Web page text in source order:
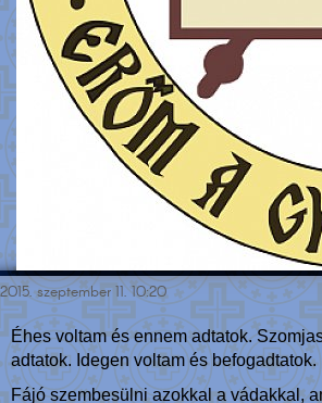
2015. szeptember 11. 10:20
Éhes voltam és ennem adtatok.
adtatok. Idegen voltam és befogadtatok.
Fájó szembesülni azokkal a vádakkal,